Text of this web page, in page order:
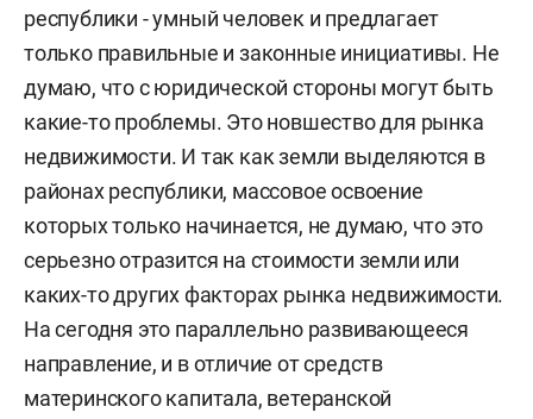
республики - умный человек и предлагает
только правильные и законные инициативы. Не
думаю, что с юридической стороны могут быть
какие-то проблемы. Это новшество для рынка
недвижимости. И так как земли выделяются в
районах республики, массовое освоение
которых только начинается, не думаю, что это
серьезно отразится на стоимости земли или
каких-то других факторах рынка недвижимости.
На сегодня это параллельно развивающееся
направление, и в отличие от средств
материнского капитала, ветеранской